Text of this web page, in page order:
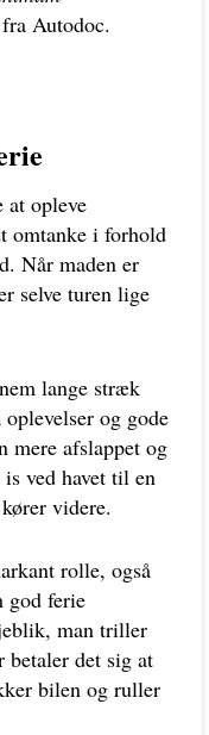
Autodoc.
at opleve
omtanke i forhold
Når maden er
selve turen lige
lange stræk
og gode
mere afslappet og
ved havet til en
videre.
rolle, også
god ferie
man triller
betaler det sig at
bilen og ruller